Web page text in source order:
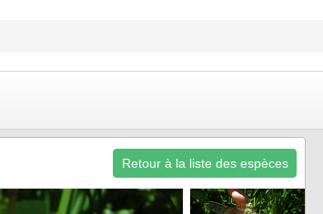
Retour à la liste des espèces